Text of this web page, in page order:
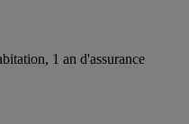
1 an d'assurance